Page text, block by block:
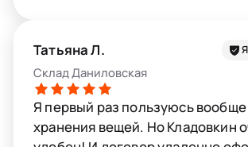
Татьяна Л.
Склад Даниловская
Я первый раз пользуюсь
хранения вещей. Но Кладовкин